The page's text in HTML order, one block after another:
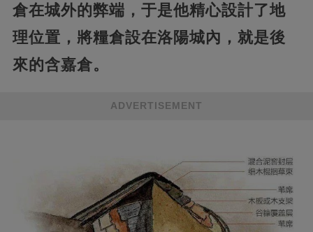
倉在城外的弊端，于是他精心設計了地
理位置，將糧倉設在洛陽城內，就是後
來的含嘉倉。
ADVERTISEMENT